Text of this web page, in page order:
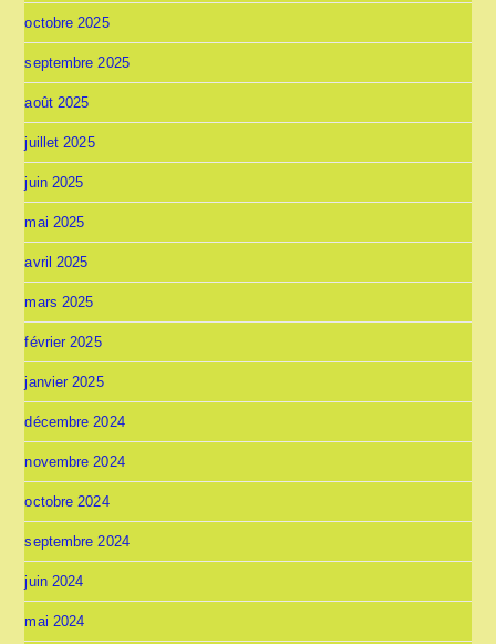
octobre 2025
septembre 2025
août 2025
juillet 2025
juin 2025
mai 2025
avril 2025
mars 2025
février 2025
janvier 2025
décembre 2024
novembre 2024
octobre 2024
septembre 2024
juin 2024
mai 2024